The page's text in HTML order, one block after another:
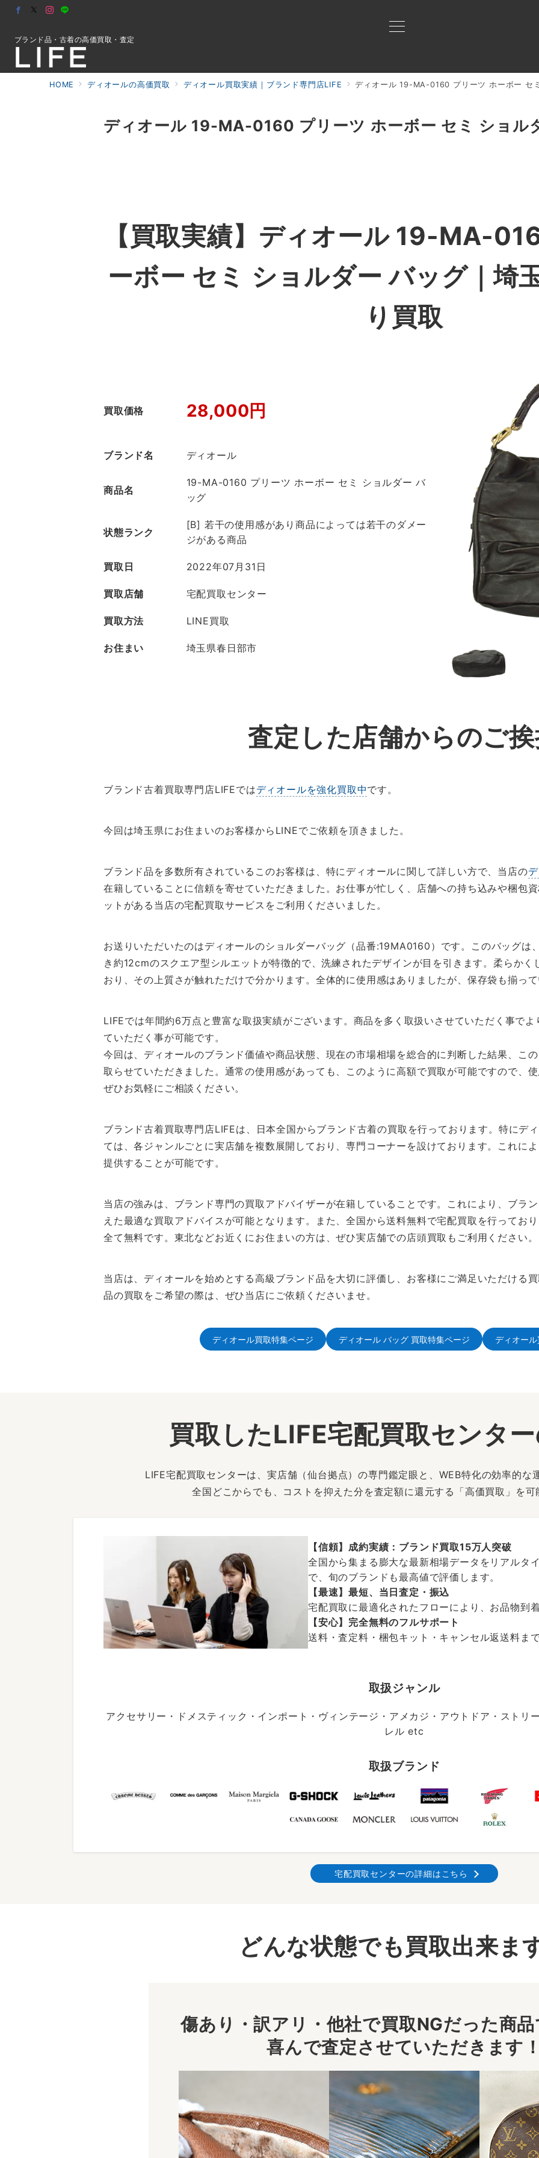
ブランド品・古着の高価買取・査定
HOME ディオールの高価買取 ディオール買取実績｜ブランド専門店LIFE ディオール 19-MA-0160 プリーツ ホーボー セ
ディオール 19-MA-0160 プリーツ ホーボー セミ ショル
【買取実績】ディオール 19-MA-
ーボー セミ ショルダー バッグ｜埼
り買取
買取価格 28,000円
ブランド名 ディオール
商品名
19-MA-0160 プリーツ ホーボー セミ ショルダー バ
ッグ
状態ランク
[B] 若干の使用感があり商品によっては若干のダメー
ジがある商品
買取日 2022年07月31日
買取店舗 宅配買取センター
買取方法 LINE買取
お住まい 埼玉県春日部市
査定した店舗からのご
ブランド古着買取専門店LIFEではディオールを強化買取中です。
今回は埼玉県にお住まいのお客様からLINEでご依頼を頂きました。
ブランド品を多数所有されているこのお客様は、特にディオールに関して詳しい方で、当店の
在籍していることに信頼を寄せていただきました。お仕事が忙しく、店舗への持ち込みや梱包
ットがある当店の宅配買取サービスをご利用くださいました。
お送りいただいたのはディオールのショルダーバッグ（品番:19MA0160）です。このバッグ
き約12cmのスクエア型シルエットが特徴的で、洗練されたデザインが目を引きます。柔らか
おり、その上質さが触れただけで分かります。全体的に使用感はありましたが、保存袋も揃っ
LIFEでは年間約6万点と豊富な取扱実績がございます。商品を多く取扱いさせていただく事で
ていただく事が可能です。
今回は、ディオールのブランド価値や商品状態、現在の市場相場を総合的に判断した結果、こ
取らせていただきました。通常の使用感があっても、このように高額で買取が可能ですので、
ぜひお気軽にご相談ください。
ブランド古着買取専門店LIFEは、日本全国からブランド古着の買取を行っております。特にデ
ては、各ジャンルごとに実店舗を複数展開しており、専門コーナーを設けております。これに
提供することが可能です。
当店の強みは、ブランド専門の買取アドバイザーが在籍していることです。これにより、ブラ
えた最適な買取アドバイスが可能となります。また、全国から送料無料で宅配買取を行ってお
全て無料です。東北などお近くにお住まいの方は、ぜひ実店舗での店頭買取もご利用ください。
当店は、ディオールを始めとする高級ブランド品を大切に評価し、お客様にご満足いただける
品の買取をご希望の際は、ぜひ当店にご依頼くださいませ。
ディオール買取特集ページ ディオール バッグ 買取特集ページ ディオー
買取したLIFE宅配買取センタ
LIFE宅配買取センターは、実店舗（仙台拠点）の専門鑑定眼と、WEB特化の効率的な
全国どこからでも、コストを抑えた分を査定額に還元する「高価買取」を
【信頼】成約実績：ブランド買取15万人突破
全国から集まる膨大な最新相場データをリアルタ
で、旬のブランドも最高値で評価します。
【最速】最短、当日査定・振込
宅配買取に最適化されたフローにより、お品物到
【安心】完全無料のフルサポート
送料・査定料・梱包キット・キャンセル返送料ま
取扱ジャンル
アクセサリー・ドメスティック・インポート・ヴィンテージ・アメカジ・アウトドア・ストリ
レル etc
取扱ブランド
宅配買取センターの詳細はこちら
どんな状態でも買取出来ま
傷あり・訳アリ・他社で買取NGだった商
喜んで査定させていただきます